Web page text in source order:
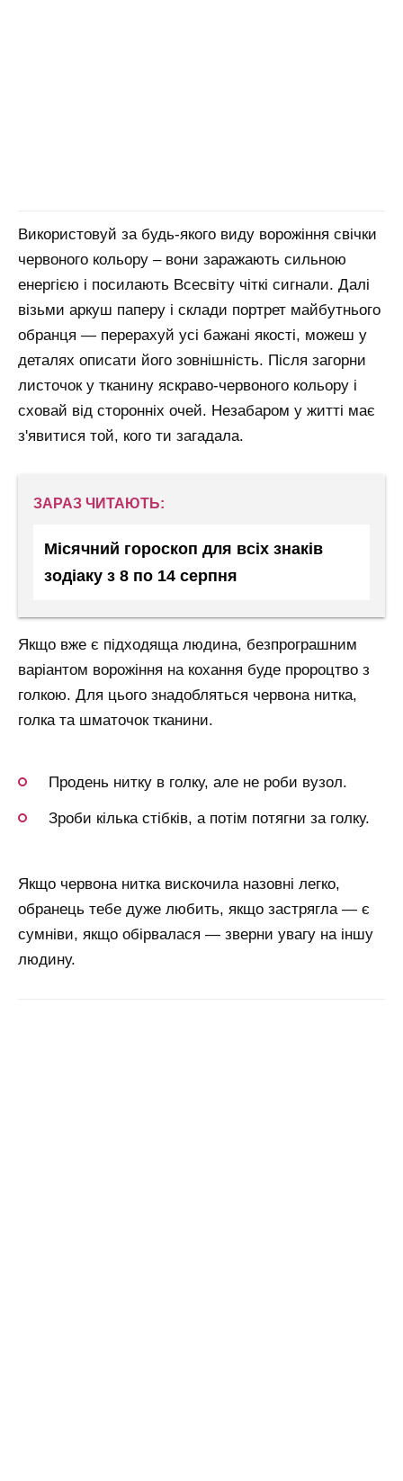
Використовуй за будь-якого виду ворожіння свічки
червоного кольору – вони заражають сильною
енергією і посилають Всесвіту чіткі сигнали. Далі
візьми аркуш паперу і склади портрет майбутнього
обранця — перерахуй усі бажані якості, можеш у
деталях описати його зовнішність. Після загорни
листочок у тканину яскраво-червоного кольору і
сховай від сторонніх очей. Незабаром у житті має
з'явитися той, кого ти загадала.
ЗАРАЗ ЧИТАЮТЬ:
Місячний гороскоп для всіх знаків
зодіаку з 8 по 14 серпня
Якщо вже є підходяща людина, безпрограшним
варіантом ворожіння на кохання буде пророцтво з
голкою. Для цього знадобляться червона нитка,
голка та шматочок тканини.
Продень нитку в голку, але не роби вузол.
Зроби кілька стібків, а потім потягни за голку.
Якщо червона нитка вискочила назовні легко,
обранець тебе дуже любить, якщо застрягла — є
сумніви, якщо обірвалася — зверни увагу на іншу
людину.